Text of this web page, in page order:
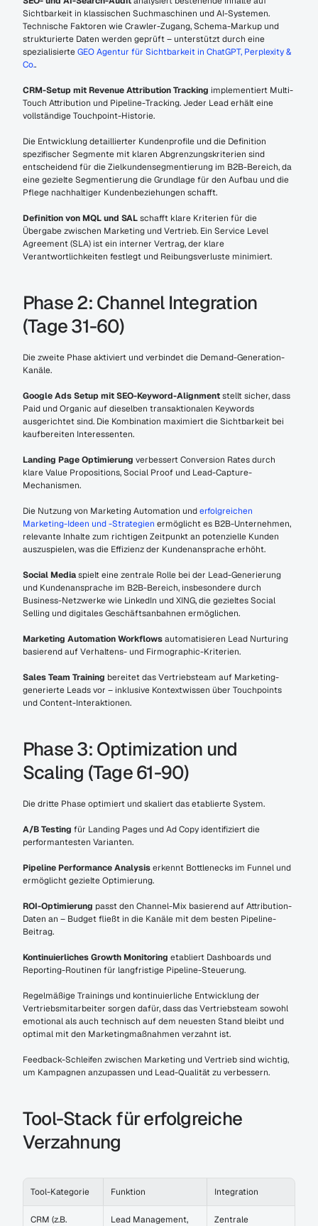
Sichtbarkeit in klassischen Suchmaschinen und AI-Systemen.
Technische Faktoren wie Crawler-Zugang, Schema-Markup und
strukturierte Daten werden geprüft – unterstützt durch eine
spezialisierte GEO Agentur für Sichtbarkeit in ChatGPT, Perplexity &
Co..
CRM-Setup mit Revenue Attribution Tracking implementiert Multi-
Touch Attribution und Pipeline-Tracking. Jeder Lead erhält eine
vollständige Touchpoint-Historie.
Die Entwicklung detaillierter Kundenprofile und die Definition
spezifischer Segmente mit klaren Abgrenzungskriterien sind
entscheidend für die Zielkundensegmentierung im B2B-Bereich, da
eine gezielte Segmentierung die Grundlage für den Aufbau und die
Pflege nachhaltiger Kundenbeziehungen schafft.
Definition von MQL und SAL schafft klare Kriterien für die
Übergabe zwischen Marketing und Vertrieb. Ein Service Level
Agreement (SLA) ist ein interner Vertrag, der klare
Verantwortlichkeiten festlegt und Reibungsverluste minimiert.
Phase 2: Channel Integration
(Tage 31-60)
Die zweite Phase aktiviert und verbindet die Demand-Generation-
Kanäle.
Google Ads Setup mit SEO-Keyword-Alignment stellt sicher, dass
Paid und Organic auf dieselben transaktionalen Keywords
ausgerichtet sind. Die Kombination maximiert die Sichtbarkeit bei
kaufbereiten Interessenten.
Landing Page Optimierung verbessert Conversion Rates durch
klare Value Propositions, Social Proof und Lead-Capture-
Mechanismen.
Die Nutzung von Marketing Automation und erfolgreichen
Marketing-Ideen und -Strategien ermöglicht es B2B-Unternehmen,
relevante Inhalte zum richtigen Zeitpunkt an potenzielle Kunden
auszuspielen, was die Effizienz der Kundenansprache erhöht.
Social Media spielt eine zentrale Rolle bei der Lead-Generierung
und Kundenansprache im B2B-Bereich, insbesondere durch
Business-Netzwerke wie LinkedIn und XING, die gezieltes Social
Selling und digitales Geschäftsanbahnen ermöglichen.
Marketing Automation Workflows automatisieren Lead Nurturing
basierend auf Verhaltens- und Firmographic-Kriterien.
Sales Team Training bereitet das Vertriebsteam auf Marketing-
generierte Leads vor – inklusive Kontextwissen über Touchpoints
und Content-Interaktionen.
Phase 3: Optimization und
Scaling (Tage 61-90)
Die dritte Phase optimiert und skaliert das etablierte System.
A/B Testing für Landing Pages und Ad Copy identifiziert die
performantesten Varianten.
Pipeline Performance Analysis erkennt Bottlenecks im Funnel und
ermöglicht gezielte Optimierung.
ROI-Optimierung passt den Channel-Mix basierend auf Attribution-
Daten an – Budget fließt in die Kanäle mit dem besten Pipeline-
Beitrag.
Kontinuierliches Growth Monitoring etabliert Dashboards und
Reporting-Routinen für langfristige Pipeline-Steuerung.
Regelmäßige Trainings und kontinuierliche Entwicklung der
Vertriebsmitarbeiter sorgen dafür, dass das Vertriebsteam sowohl
emotional als auch technisch auf dem neuesten Stand bleibt und
optimal mit den Marketingmaßnahmen verzahnt ist.
Feedback-Schleifen zwischen Marketing und Vertrieb sind wichtig,
um Kampagnen anzupassen und Lead-Qualität zu verbessern.
Tool-Stack für erfolgreiche
Verzahnung
Tool-Kategorie Funktion Integration
CRM (z.B.
Lead Management,
Zentrale